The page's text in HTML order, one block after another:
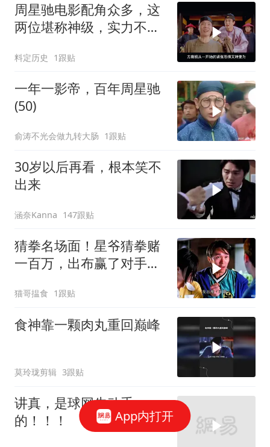
周星驰电影配角众多，这
两位堪称神级，实力不容
料定历史 1跟贴
一年一影帝，百年周星驰
(50)
俞涛不光会做九转大肠 1跟贴
30岁以后再看，根本笑不
出来
涵奈Kanna 147跟贴
猜拳名场面！星爷猜拳赌
一百万，出布赢了对手却
猫哥揾食 1跟贴
食神靠一颗肉丸重回巅峰
莫玲珑剪辑 3跟贴
讲真，是球网先动手
的！！！
App内打开